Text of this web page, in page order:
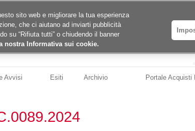
Avvisi Esiti Archivio Portale Acquisti
sito web e migliorare la tua esperienza
che ci aiutano ad inviarti pubblicità
su “Rifiuta tutti” o chiudendo il banner
nostra Informativa sui cookie.